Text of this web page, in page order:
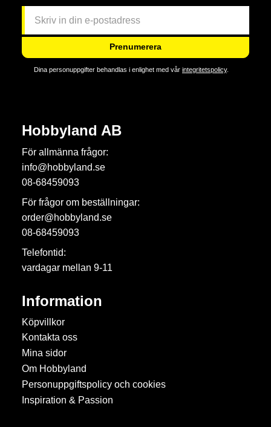
Prenumerera
Dina personuppgifter behandlas i enlighet med vår integritetspolicy.
Hobbyland AB
För allmänna frågor:
info@hobbyland.se
08-68459093
För frågor om beställningar:
order@hobbyland.se
08-68459093
Telefontid:
vardagar mellan 9-11
Information
Köpvillkor
Kontakta oss
Mina sidor
Om Hobbyland
Personuppgiftspolicy och cookies
Inspiration & Passion